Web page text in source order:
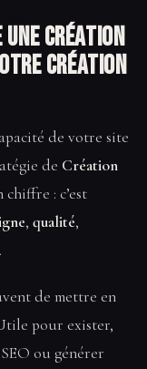
une création
Création
de votre site
de Création
chiffre : c’est
, qualité,
.
de mettre en
pour exister,
ou générer